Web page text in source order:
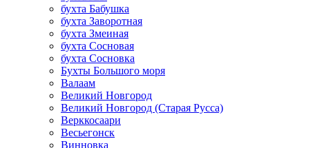
бухта Бабушка
бухта Заворотная
бухта Змеиная
бухта Сосновая
бухта Сосновка
Бухты Большого моря
Валаам
Великий Новгород
Великий Новгород (Старая Русса)
Верккосаари
Весьегонск
Винновка